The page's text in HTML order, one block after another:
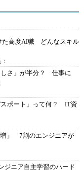
た高度AI職 どんなスキル
しさ」が半分？ 仕事に
ポート」って何？ IT資
増」 7割のエンジニアが
ニア自主学習のハード